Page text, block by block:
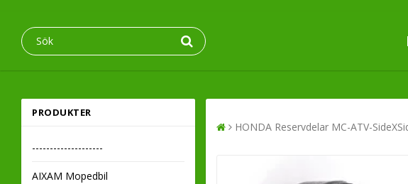
PRODUKTER
--------------------
AIXAM Mopedbil
HONDA Reservdelar MC-ATV-